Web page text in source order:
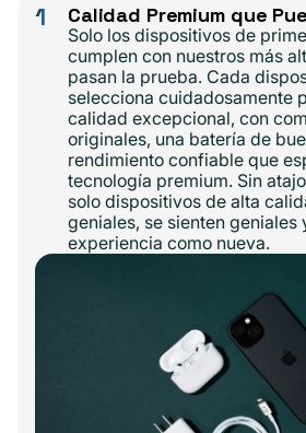
1 Calidad Premium que
Solo los dispositivos de
cumplen con nuestros más
pasan la prueba. Cada
selecciona cuidadosamente
calidad excepcional, con
originales, una batería de
rendimiento confiable que
tecnología premium. Sin
solo dispositivos de alta
geniales, se sienten geniales
experiencia como nueva.